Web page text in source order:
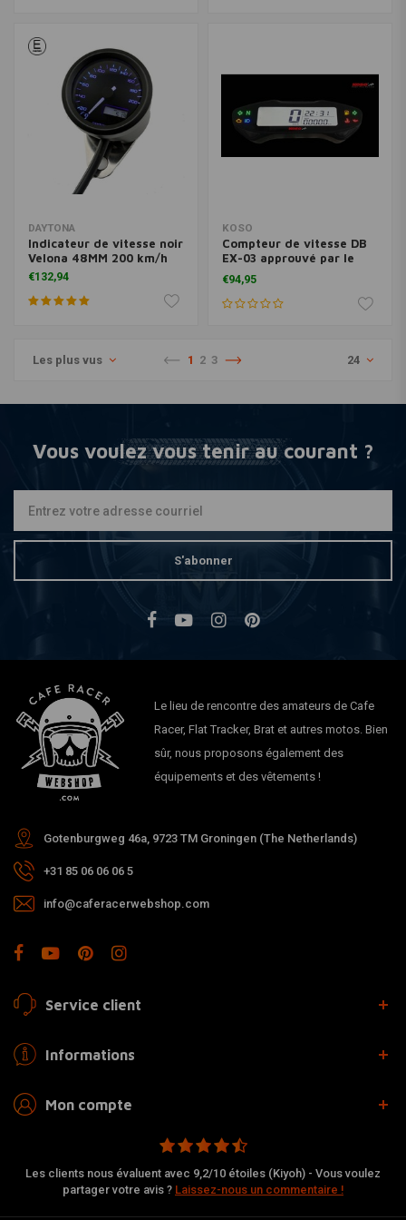
DAYTONA
Indicateur de vitesse noir
Velona 48MM 200 km/h
€132,94
KOSO
Compteur de vitesse DB
EX-03 approuvé par le
TUV
€94,95
Les plus vus 1 2 3 24
Vous voulez vous tenir au courant ?
S'abonner
Le lieu de rencontre des amateurs de Cafe
Racer, Flat Tracker, Brat et autres motos. Bien
sûr, nous proposons également des
équipements et des vêtements !
Gotenburgweg 46a, 9723 TM Groningen (The Netherlands)
+31 85 06 06 06 5
info@caferacerwebshop.com
Service client
Informations
Mon compte
Les clients nous évaluent avec 9,2/10 étoiles (Kiyoh) - Vous voulez
partager votre avis ? Laissez-nous un commentaire !